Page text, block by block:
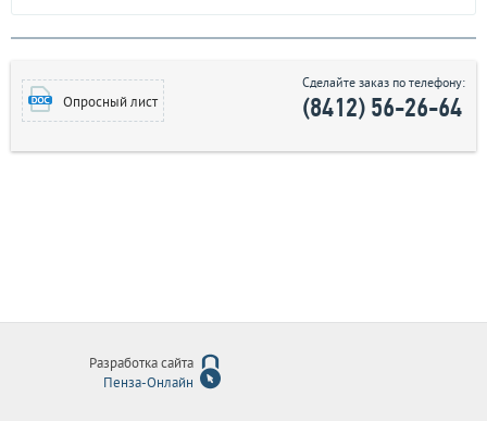
Опросный лист
Сделайте заказ по телефону:
(8412) 56-26-64
Разработка сайта
Пенза-Онлайн